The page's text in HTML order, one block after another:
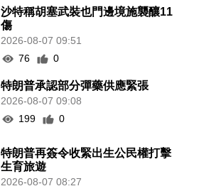
沙特稱胡塞武裝也門邊境施襲釀11
傷
2026-08-07 09:51
76
0
特朗普承認部分彈藥供應緊張
2026-08-07 09:08
199
0
特朗普再簽令收緊出生公民權打擊
生育旅遊
2026-08-07 08:27